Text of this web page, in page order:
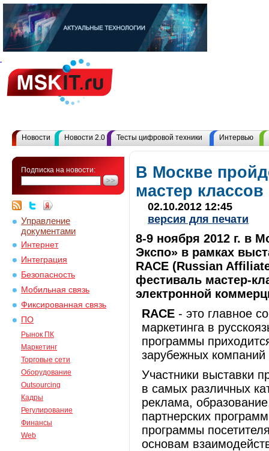
Новости Новости 2.0 Тесты цифровой техники Интервью
Подписка на новости:
Управление
документами
Интернет
Интеграция
Безопасность
Мобильная связь
Фиксированная связь
ПО
Рынок ПК
Маркетинг
Торговые сети
Оборудование
Outsourcing
Кадры
Регулирование
Финансы
Web
В Москве
мастер классов
02.10.2012 12:45
версия для печати
8-9 ноября 2012 г. в
Экспо» в рамках
RACE (Russian
фестиваль мастер-
электронной
RACE - это главное
маркетинга в
программы
зарубежных компаний
Участники выставки
в самых различных
реклама,
партнерских
программы
основам